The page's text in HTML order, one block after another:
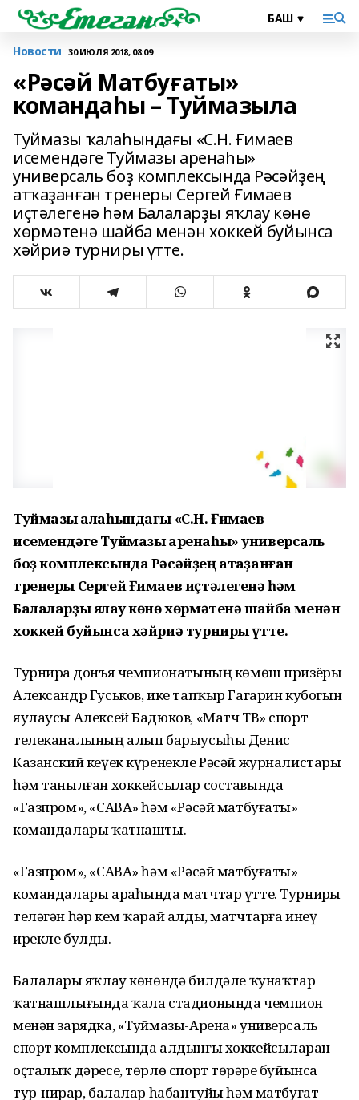
Новости 30 ИЮЛЯ 2018, 08:09
«Рәсәй Матбуғаты»
командаһы – Туймазыла
Туймазы ҡалаһындағы «С.Н. Ғимаев
исемендәге Туймазы аренаһы»
универсаль боҙ комплексында Рәсәйҙең
атҡаҙанған тренеры Сергей Ғимаев
иҫтәлегенә һәм Балаларҙы яҡлау көнө
хөрмәтенә шайба менән хоккей буйынса
хәйриә турниры үтте.
Туймазы ҡалаһындағы «С.Н. Ғимаев
исемендәге Туймазы аренаһы» универсаль
боҙ комплексында Рәсәйҙең атҡаҙанған
тренеры Сергей Ғимаев иҫтәлегенә һәм
Балаларҙы яҡлау көнө хөрмәтенә шайба менән
хоккей буйынса хәйриә турниры үтте.
Турнирҙа донъя чемпионатының көмөш призёры
Александр Гуськов, ике тапҡыр Гагарин кубогын
яулаусы Алексей Бадюков, «Матч ТВ» спорт
телеканалының алып барыусыһы Денис
Казанский кеүек күренекле Рәсәй журналистары
һәм танылған хоккейсылар составында
«Газпром», «САВА» һәм «Рәсәй матбуғаты»
командалары ҡатнашты.
«Газпром», «САВА» һәм «Рәсәй матбуғаты»
командалары араһында матчтар үтте. Турнирҙы
теләгән һәр кем ҡарай алды, матчтарға инеү
ирекле булды.
Балаларҙы яҡлау көнөндә билдәле ҡунаҡтар
ҡатнашлығында ҡала стадионында чемпион
менән зарядка, «Туймазы-Арена» универсаль
спорт комплексында алдынғы хоккейсыларҙан
оҫталыҡ дәресе, төрлө спорт төрҙәре буйынса
тур-нирҙар, балалар һабантуйы һәм матбуғат